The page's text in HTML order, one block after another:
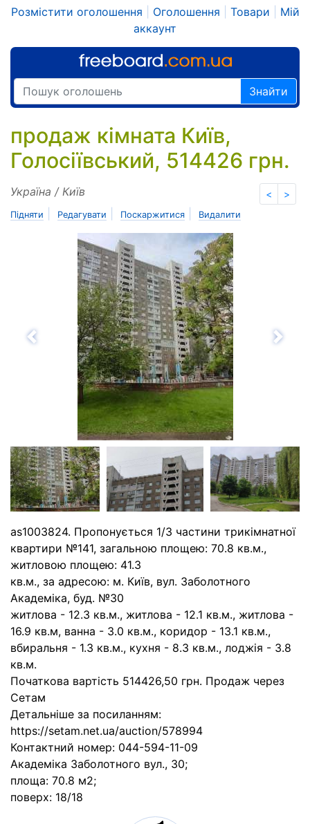
Розмістити оголошення Оголошення Товари
Мій
аккаунт
Знайти
продаж кімната Київ,
Голосіївський, 514426 грн.
< >
Україна / Київ
Підняти Редагувати Поскаржитися Видалити
Назад
as1003824. Пропонується 1/3 частини трикімнатної
квартири №141, загальною площею: 70.8 кв.м.,
житловою площею: 41.3
кв.м., за адресою: м. Київ, вул. Заболотного
Академіка, буд. №30
житлова - 12.3 кв.м., житлова - 12.1 кв.м., житлова -
16.9 кв.м, ванна - 3.0 кв.м., коридор - 13.1 кв.м.,
вбиральня - 1.3 кв.м., кухня - 8.3 кв.м., лоджія - 3.8
кв.м.
Початкова вартість 514426,50 грн. Продаж через
Сетам
Детальніше за посиланням:
https://setam.net.ua/auction/578994
Контактний номер: 044-594-11-09
Академіка Заболотного вул., 30;
площа: 70.8 м2;
поверх: 18/18